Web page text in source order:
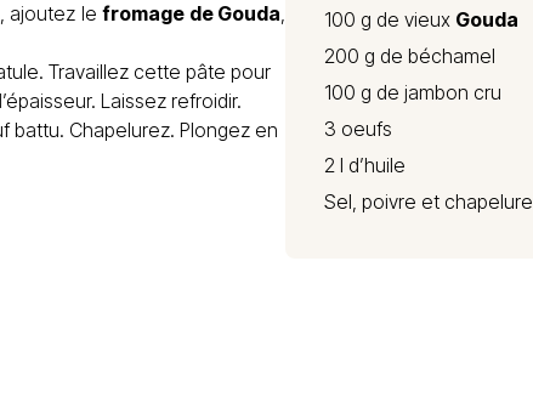
ajoutez lefromage de Gouda,
Travaillez cette pâte pour
Laissez refroidir.
battu. Chapelurez. Plongez en
100 g de vieux Gouda
200 g de béchamel
100 g de jambon cru
3 oeufs
2 l d’huile
Sel, poivre et chapelure